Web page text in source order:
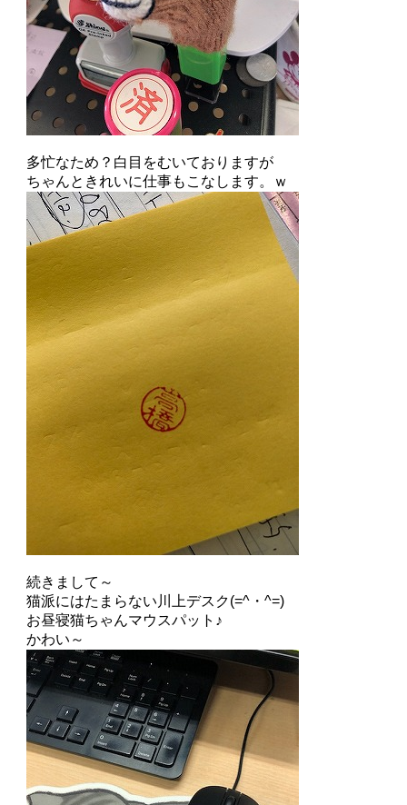
多忙なため？白目をむいておりますが
ちゃんときれいに仕事もこなします。ｗ
続きまして～
猫派にはたまらない川上デスク(=^・^=)
お昼寝猫ちゃんマウスパット♪
かわい～